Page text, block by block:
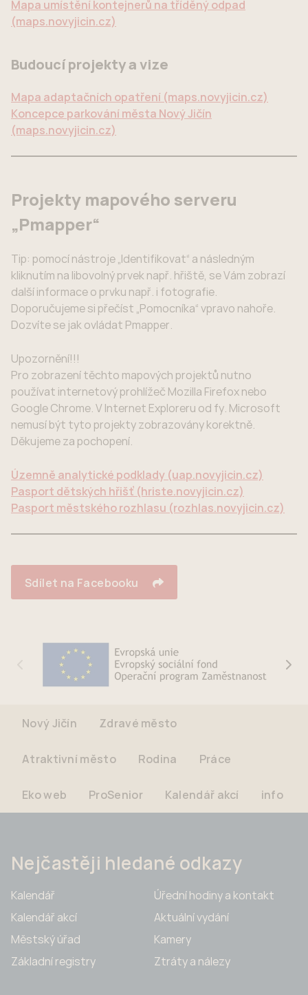
Mapa umístění kontejnerů na tříděný odpad
(maps.novyjicin.cz)
Budoucí projekty a vize
Mapa adaptačních opatření (maps.novyjicin.cz)
Koncepce parkování města Nový Jičín
(maps.novyjicin.cz)
Projekty mapového serveru
„Pmapper“
Tip: pomocí nástroje „Identifikovat“ a následným
kliknutím na libovolný prvek např. hřiště, se Vám zobrazí
další informace o prvku např. i fotografie.
Doporučujeme si přečíst „Pomocníka“ vpravo nahoře.
Dozvíte se jak ovládat Pmapper.
Upozornění!!!
Pro zobrazení těchto mapových projektů nutno
používat internetový prohlížeč Mozilla Firefox nebo
Google Chrome. V Internet Exploreru od fy. Microsoft
nemusí být tyto projekty zobrazovány korektně.
Děkujeme za pochopení.
Územně analytické podklady (uap.novyjicin.cz)
Pasport dětských hřišť (hriste.novyjicin.cz)
Pasport městského rozhlasu (rozhlas.novyjicin.cz)
Sdílet na Facebooku
Nový Jičín Zdravé město
Atraktivní město Rodina Práce
Eko web ProSenior Kalendář akcí info
Nejčastěji hledané odkazy
Kalendář
Kalendář akcí
Městský úřad
Základní registry
Úřední hodiny a kontakt
Aktuální vydání
Kamery
Ztráty a nálezy